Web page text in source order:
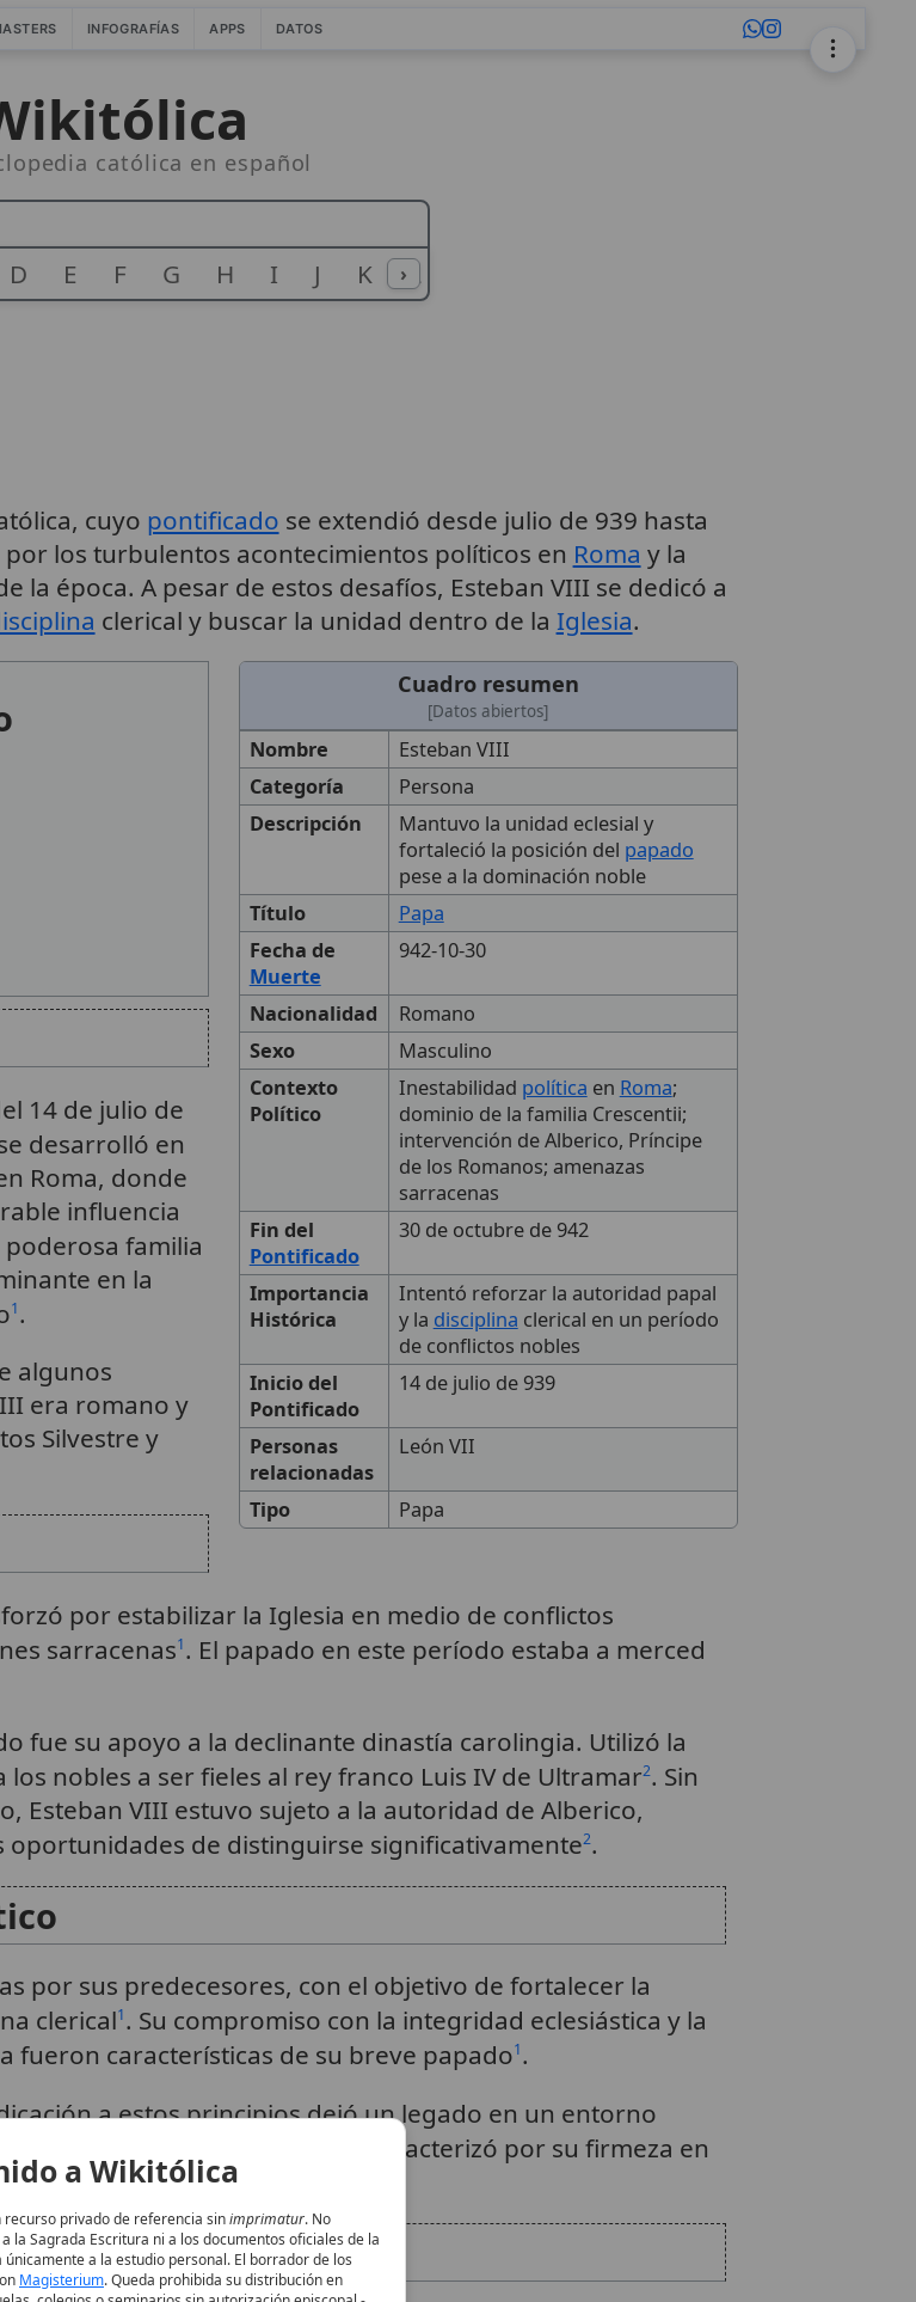
INFOGRAFÍAS APPS DATOS
católica en español
D E F G H I J K L
›
cuyo pontificado se extendió desde julio de 939 hasta
los turbulentos acontecimientos políticos en Roma y la
la época. A pesar de estos desafíos, Esteban VIII se dedicó a
clerical y buscar la unidad dentro de la Iglesia.
Cuadro resumen
[Datos abiertos]
Nombre
Esteban VIII
Categoría
Persona
Descripción
Mantuvo la unidad eclesial y
fortaleció la posición del papado
pese a la dominación noble
Título
Papa
Fecha de
Muerte
942-10-30
Nacionalidad
Romano
Sexo
Masculino
Contexto
Político
Inestabilidad política en Roma;
dominio de la familia Crescentii;
intervención de Alberico, Príncipe
de los Romanos; amenazas
sarracenas
Fin del
Pontificado
30 de octubre de 942
Importancia
Histórica
Intentó reforzar la autoridad papal
y la disciplina clerical en un período
de conflictos nobles
Inicio del
Pontificado
14 de julio de 939
Personas
relacionadas
León VII
Tipo Papa
14 de julio de
desarrolló en
Roma, donde
influencia
poderosa familia
en la
1.
algunos
era romano y
Silvestre y
por estabilizar la Iglesia en medio de conflictos
sarracenas1. El papado en este período estaba a merced
fue su apoyo a la declinante dinastía carolingia. Utilizó la
los nobles a ser fieles al rey franco Luis IV de Ultramar2. Sin
Esteban VIII estuvo sujeto a la autoridad de Alberico,
oportunidades de distinguirse significativamente2.
por sus predecesores, con el objetivo de fortalecer la
clerical1. Su compromiso con la integridad eclesiástica y la
fueron características de su breve papado1.
a estos principios dejó un legado en un entorno
aunque relativamente corto, se caracterizó por su firmeza en
internos y externos
a Wikitólica
recurso privado de referencia sinimprimatur. No
la Sagrada Escritura ni a los documentos oficiales de la
a la estudio personal. El borrador de los
Magisterium. Queda prohibida su distribución en